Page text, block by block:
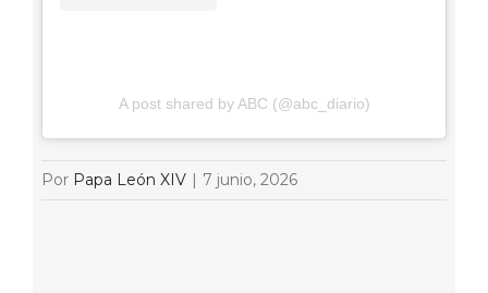
A post shared by ABC (@abc_diario)
Por Papa León XIV | 7 junio, 2026